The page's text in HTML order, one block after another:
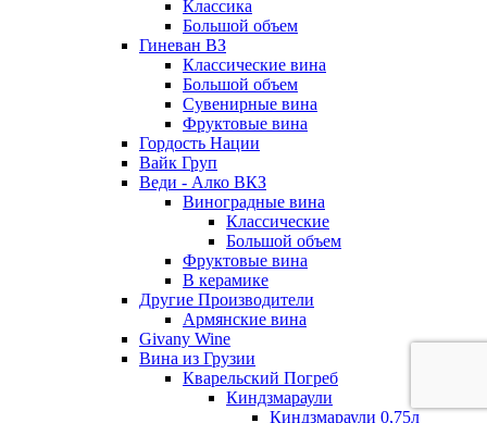
Классика
Большой объем
Гиневан ВЗ
Классические вина
Большой объем
Сувенирные вина
Фруктовые вина
Гордость Нации
Вайк Груп
Веди - Алко ВКЗ
Виноградные вина
Классические
Большой объем
Фруктовые вина
В керамике
Другие Производители
Армянские вина
Givany Wine
Вина из Грузии
Кварельский Погреб
Киндзмараули
Киндзмараули 0,75л